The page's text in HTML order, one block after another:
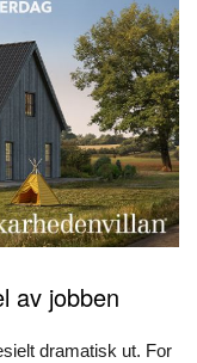
av jobben
dramatisk ut. For